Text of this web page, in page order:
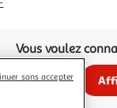
du Maroc. Un
Vous voulez
sans accepter